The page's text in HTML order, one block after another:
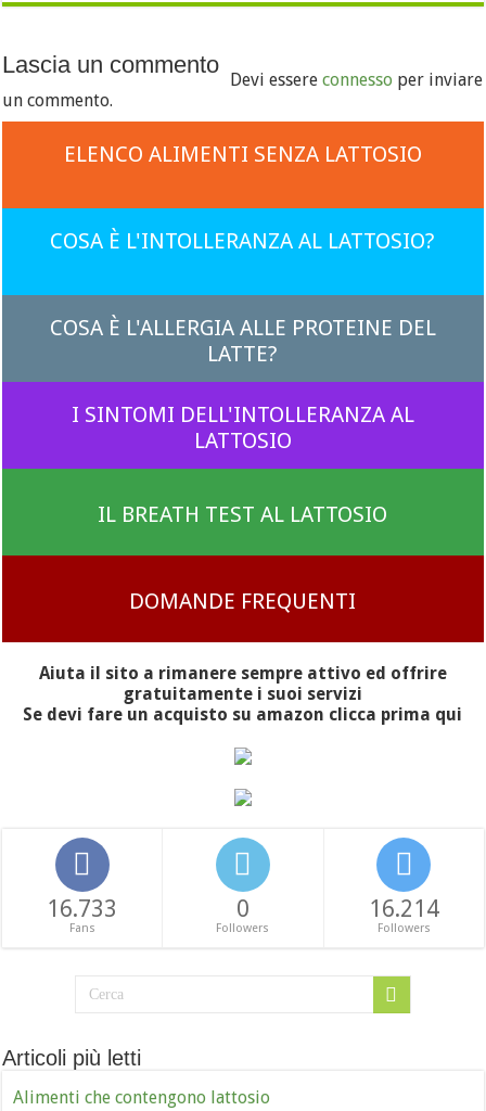
Lascia un commento
Devi essereconnesso per inviare
un commento.
ELENCO ALIMENTI SENZA LATTOSIO
COSA È L'INTOLLERANZA AL LATTOSIO?
COSA È L'ALLERGIA ALLE PROTEINE DEL
LATTE?
I SINTOMI DELL'INTOLLERANZA AL
LATTOSIO
IL BREATH TEST AL LATTOSIO
DOMANDE FREQUENTI
Aiuta il sito a rimanere sempre attivo ed offrire
gratuitamente i suoi servizi
Se devi fare un acquisto su amazon clicca prima qui
16.733
Fans
0
Followers
16.214
Followers
Articoli più letti
Alimenti che contengono lattosio